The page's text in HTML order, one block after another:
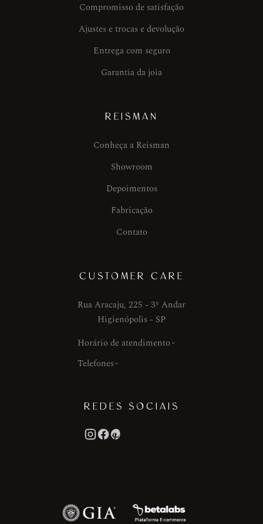
Compromisso de satisfação
Ajustes e trocas e devolução
Entrega com seguro
Garantia da joia
REISMAN
Conheça a Reisman
Showroom
Depoimentos
Fabricação
Contato
CUSTOMER CARE
Rua Aracaju, 225 - 3º Andar
Higienópolis - SP
Horário de atendimento
Telefones
REDES SOCIAIS